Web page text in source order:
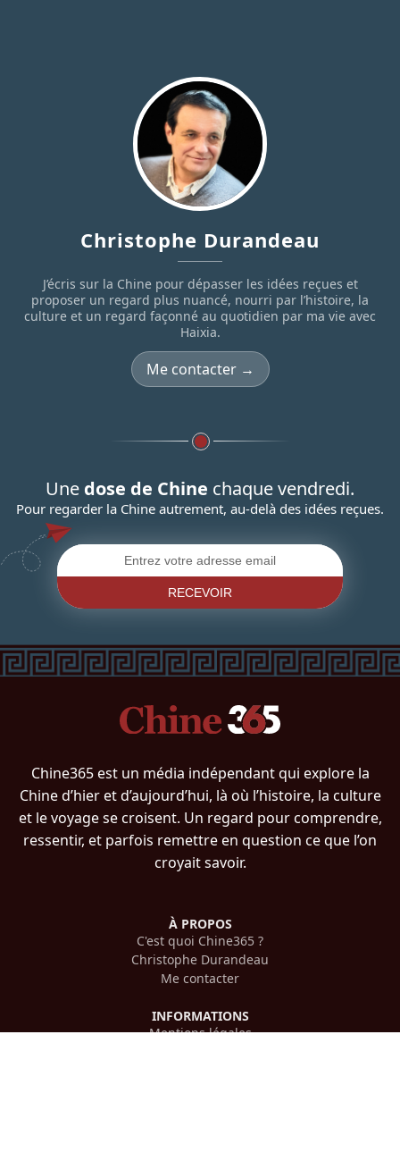
Christophe Durandeau
J’écris sur la Chine pour dépasser les idées reçues et
proposer un regard plus nuancé, nourri par l’histoire, la
culture et un regard façonné au quotidien par ma vie avec
Haixia.
Me contacter →
Une dose de Chine chaque vendredi.
Pour regarder la Chine autrement, au-delà des idées reçues.
RECEVOIR
Chine365 est un média indépendant qui explore la
Chine d’hier et d’aujourd’hui, là où l’histoire, la culture
et le voyage se croisent. Un regard pour comprendre,
ressentir, et parfois remettre en question ce que l’on
croyait savoir.
À PROPOS
C'est quoi Chine365 ?
Christophe Durandeau
Me contacter
INFORMATIONS
Mentions légales